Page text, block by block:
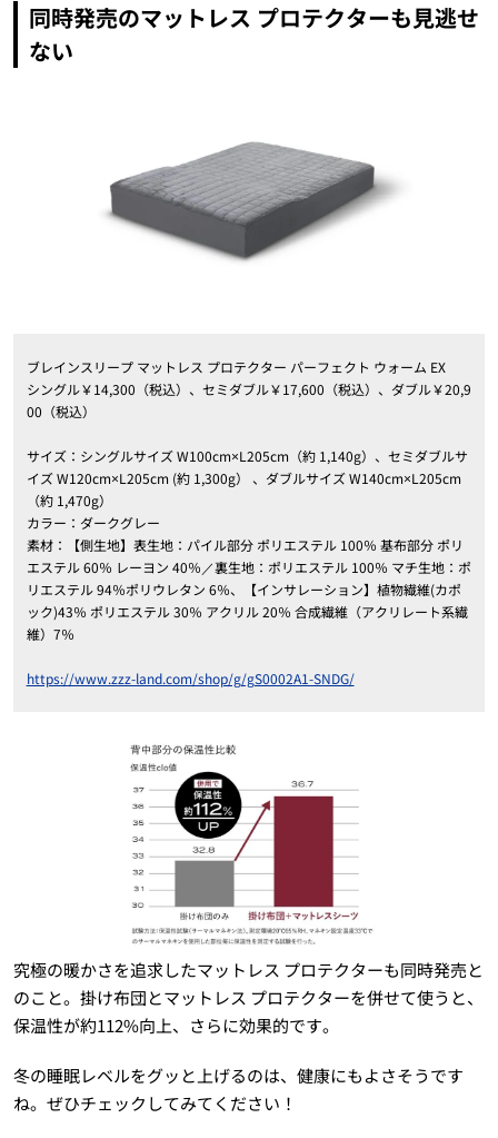
同時発売のマットレス プロテクターも見逃せ
ない
ブレインスリープ マットレス プロテクター パーフェクト ウォーム EX
シングル￥14,300（税込）、セミダブル￥17,600（税込）、ダブル￥20,9
00（税込）
サイズ：シングルサイズ W100cm×L205cm（約 1,140g）、セミダブルサ
イズ W120cm×L205cm (約 1,300g） 、ダブルサイズ W140cm×L205cm
（約 1,470g）
カラー：ダークグレー
素材：【側生地】表生地：パイル部分 ポリエステル 100％ 基布部分 ポリ
エステル 60％ レーヨン 40％／裏生地：ポリエステル 100％ マチ生地：ポ
リエステル 94％ポリウレタン 6％、【インサレーション】植物繊維(カポ
ック)43％ ポリエステル 30％ アクリル 20％ 合成繊維（アクリレート系繊
維）7％
https://www.zzz-land.com/shop/g/gS0002A1-SNDG/
究極の暖かさを追求したマットレス プロテクターも同時発売と
のこと。掛け布団とマットレス プロテクターを併せて使うと、
保温性が約112%向上、さらに効果的です。
冬の睡眠レベルをグッと上げるのは、健康にもよさそうです
ね。ぜひチェックしてみてください！